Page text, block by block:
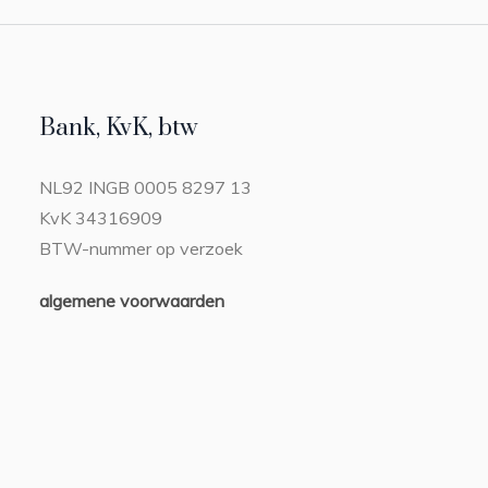
Bank, KvK, btw
NL92 INGB 0005 8297 13
KvK 34316909
BTW-nummer op verzoek
algemene voorwaarden